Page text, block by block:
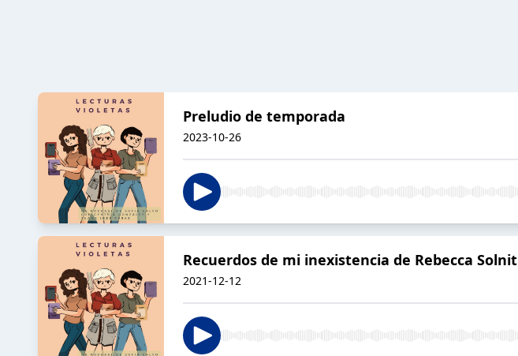
Preludio de temporada
2023-10-26
Recuerdos de mi inexistencia de Rebecca Solnit
2021-12-12